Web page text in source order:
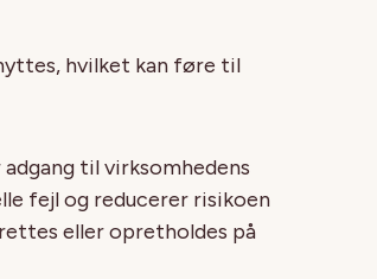
hvilket kan føre til
til virksomhedens
fejl og reducerer risikoen
eller opretholdes på